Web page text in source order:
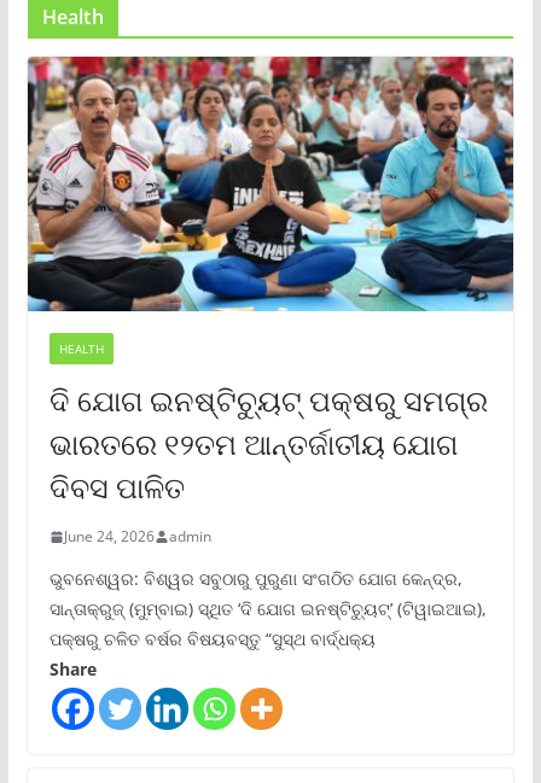
Health
HEALTH
ଦି ଯୋଗ ଇନଷ୍ଟିଚ୍ୟୁଟ୍ ପକ୍ଷରୁ ସମଗ୍ର
ଭାରତରେ ୧୨ତମ ଆନ୍ତର୍ଜାତୀୟ ଯୋଗ
ଦିବସ ପାଳିତ
June 24, 2026 admin
ଭୁବନେଶ୍ୱର: ବିଶ୍ୱର ସବୁଠାରୁ ପୁରୁଣା ସଂଗଠିତ ଯୋଗ କେନ୍ଦ୍ର,
ସାନ୍ତାକ୍ରୁଜ୍ (ମୁମ୍ବାଇ) ସ୍ଥିତ ‘ଦି ଯୋଗ ଇନଷ୍ଟିଚ୍ୟୁଟ୍‌’ (ଟିୱାଇଆଇ),
ପକ୍ଷରୁ ଚଳିତ ବର୍ଷର ବିଷୟବସ୍ତୁ “ସୁସ୍ଥ ବାର୍ଦ୍ଧକ୍ୟ
Share